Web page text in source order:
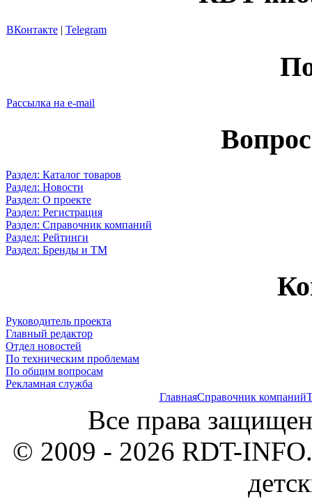
ВКонтакте | Telegram
Рассылка на e-mail
Раздел: Каталог товаров
Раздел: Новости
Раздел: О проекте
Раздел: Регистрация
Раздел: Справочник компаний
Раздел: Рейтинги
Раздел: Бренды и ТМ
Руководитель проекта
Главный редактор
Отдел новостей
По техническим проблемам
По общим вопросам
Рекламная служба
ГлавнаяСправочник компаний
Все права
© 2009 - 2026 RDT-